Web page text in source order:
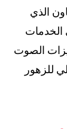
الذي
الخدمات
الصوت
للزهور